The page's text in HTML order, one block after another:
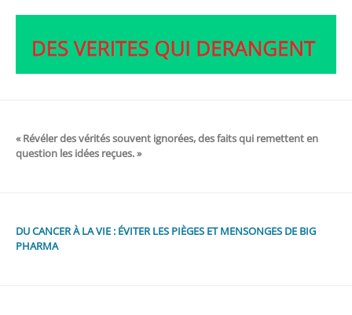
« Révéler des vérités souvent ignorées, des faits qui remettent en
question les idées reçues. »
DU CANCER À LA VIE : ÉVITER LES PIÈGES ET MENSONGES DE BIG
PHARMA